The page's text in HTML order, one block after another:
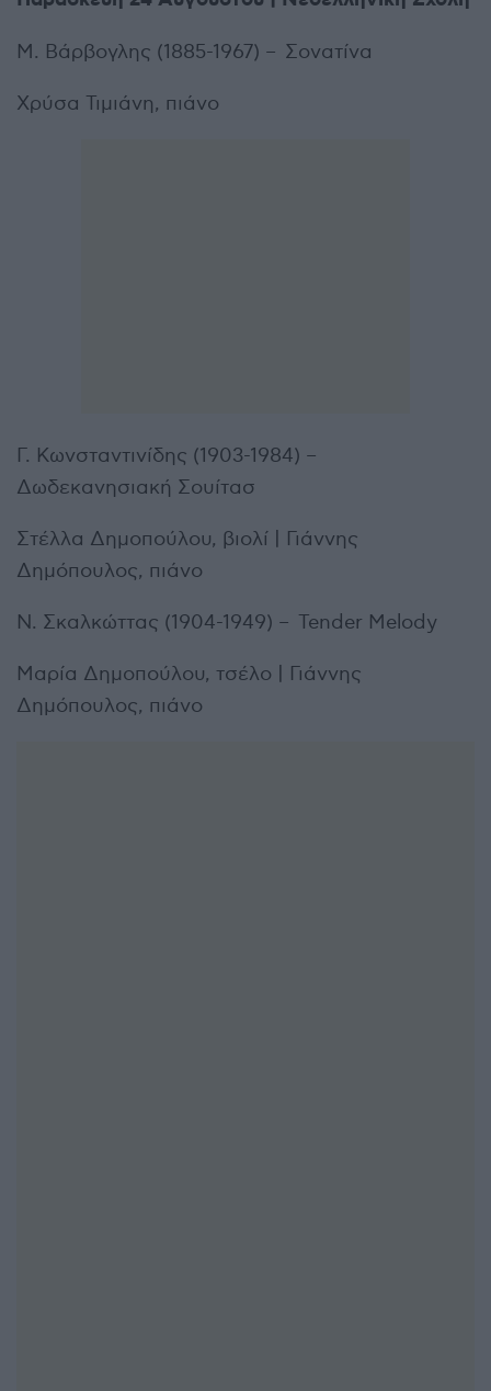
Μ. Βάρβογλης (1885-1967) – Σονατίνα
Χρύσα Τιμιάνη, πιάνο
Γ. Κωνσταντινίδης (1903-1984) –
Δωδεκανησιακή Σουίτασ
Στέλλα Δημοπούλου, βιολί | Γιάννης
Δημόπουλος, πιάνο
Ν. Σκαλκώττας (1904-1949) – Tender Melody
Μαρία Δημοπούλου, τσέλο | Γιάννης
Δημόπουλος, πιάνο